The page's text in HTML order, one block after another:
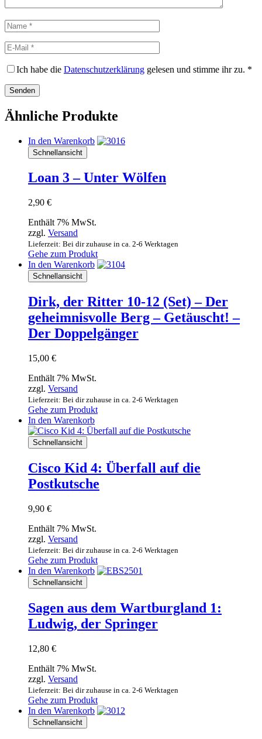
Name
E-
Mail
Ich habe die Datenschutzerklärung gelesen und stimme ihr zu. *
Ähnliche Produkte
In den Warenkorb
Schnellansicht
Loan 3 – Unter Wölfen
2,90 €
Enthält 7% MwSt.
zzgl. Versand
Lieferzeit: Bei dir zuhause in ca. 2-6 Werktagen
Gehe zum Produkt
In den Warenkorb
Schnellansicht
Dirk, der Ritter 10-12 (Set) – Der
geheimnisvolle Berg – Getäuscht! –
Der Doppelgänger
15,00 €
Enthält 7% MwSt.
zzgl. Versand
Lieferzeit: Bei dir zuhause in ca. 2-6 Werktagen
Gehe zum Produkt
In den Warenkorb
Schnellansicht
Cisco Kid 4: Überfall auf die
Postkutsche
9,90 €
Enthält 7% MwSt.
zzgl. Versand
Lieferzeit: Bei dir zuhause in ca. 2-6 Werktagen
Gehe zum Produkt
In den Warenkorb
Schnellansicht
Sagen aus dem Wartburgland 1:
Ludwig, der Springer
12,80 €
Enthält 7% MwSt.
zzgl. Versand
Lieferzeit: Bei dir zuhause in ca. 2-6 Werktagen
Gehe zum Produkt
In den Warenkorb
Schnellansicht